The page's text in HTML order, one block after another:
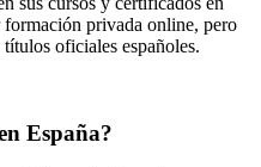
privada online, pero
oficiales españoles.
España?